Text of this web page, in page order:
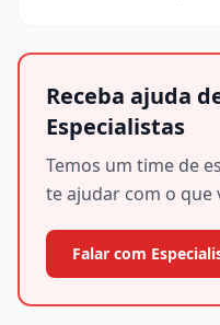
Receba ajuda
Especialistas
Temos um time de
te ajudar com o que
Falar com